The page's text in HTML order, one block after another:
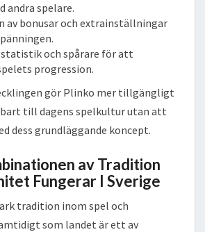
andra spelare.
av bonusar och extrainställningar
och spårare för att
progression.
gör Plinko mer tillgängligt
till dagens spelkultur utan att
dess grundläggande koncept.
av Tradition
Fungerar I Sverige
tradition inom spel och
som landet är ett av